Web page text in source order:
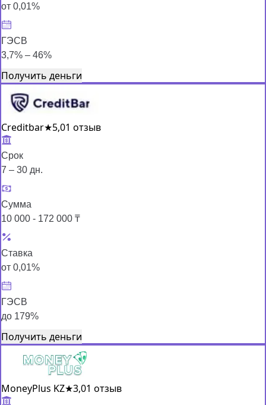
от 0,01%
ГЭСВ
3,7% – 46%
Получить деньги
Creditbar★5,01 отзыв
Срок
7 – 30 дн.
Сумма
10 000 - 172 000 ₸
Ставка
от 0,01%
ГЭСВ
до 179%
Получить деньги
MoneyPlus KZ★3,01 отзыв